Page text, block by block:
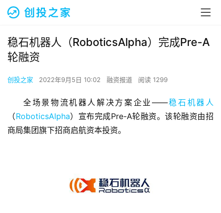
稳石机器人（RoboticsAlpha）完成Pre-A
轮融资
创投之家 2022年9月5日 10:02 融资报道 阅读 1299
全场景物流机器人解决方案企业——稳石机器人
（RoboticsAlpha）宣布完成Pre-A轮融资。该轮融资由招
商局集团旗下招商启航资本投资。